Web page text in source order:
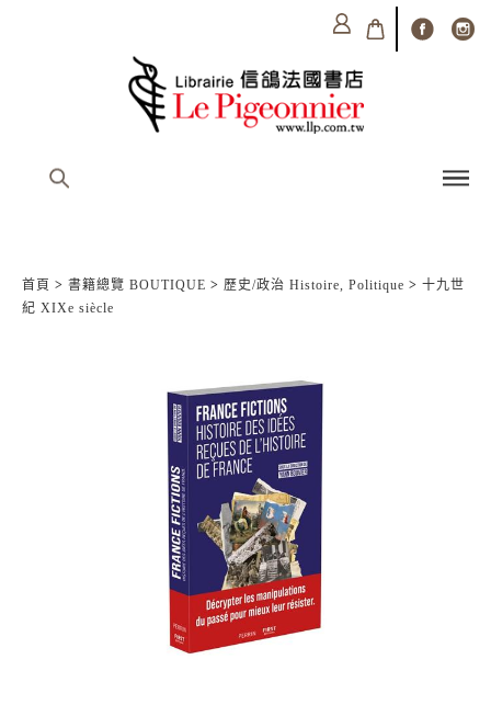
首頁 > 書籍總覽 BOUTIQUE > 歷史/政治 Histoire, Politique > 十九世
紀 XIXe siècle